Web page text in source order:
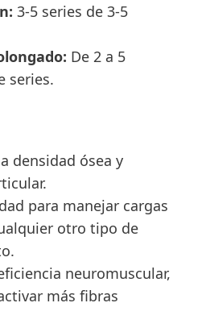
3-5 series de 3-5
De 2 a 5
series.
densidad ósea y
para manejar cargas
otro tipo de
neuromuscular,
más fibras